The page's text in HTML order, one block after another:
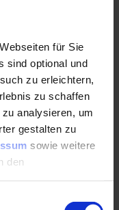
für Sie
sind optional und
zu erleichtern,
zu schaffen
analysieren, um
gestalten zu
sowie weitere
den
sind die erste
und
stellt die Umwelt
Heizsystem
Ausstoßes und zum